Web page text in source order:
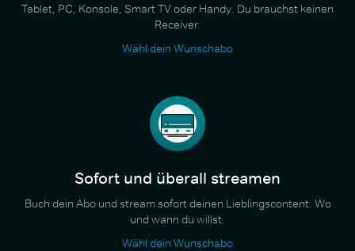
Tablet, PC, Konsole, Smart TV oder Handy. Du brauchst keinen
Receiver.
Wähl dein Wunschabo
Sofort und überall streamen
Buch dein Abo und stream sofort deinen Lieblingscontent. Wo
und wann du willst.
Wähl dein Wunschabo